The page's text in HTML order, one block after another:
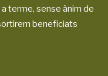
terme, sense ànim de
beneficiats